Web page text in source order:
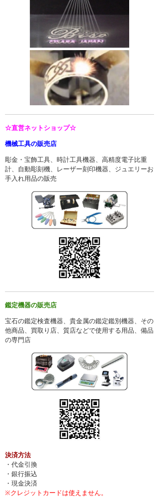
☆直営ネットショップ☆
機械工具の販売店
彫金・宝飾工具、時計工具機器、高精度電子比重
計、自動彫刻機、レーザー刻印機器、ジュエリーお
手入れ用品の販売
鑑定機器の販売店
宝石の鑑定検査機器、貴金属の鑑定鑑別機器、その
他商品、買取り店、質店などで使用する用品、備品
の専門店
決済方法
・代金引換
・銀行振込
・現金決済
※クレジットカードは使えません。